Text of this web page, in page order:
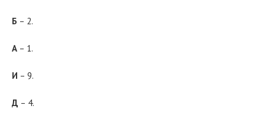
Б – 2.
А – 1.
И – 9.
Д – 4.